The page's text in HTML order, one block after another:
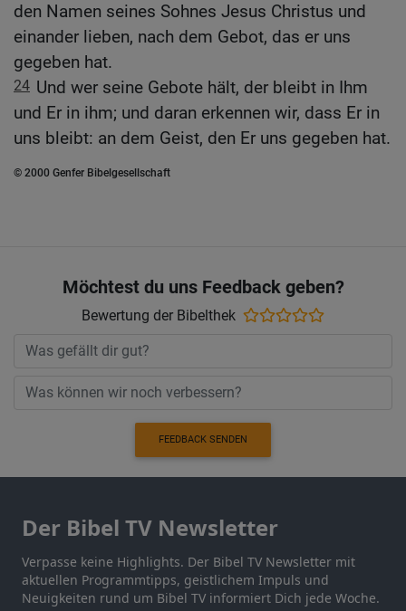
den Namen seines Sohnes Jesus Christus und
einander lieben, nach dem Gebot, das er uns
gegeben hat.
24 Und wer seine Gebote hält, der bleibt in Ihm
und Er in ihm; und daran erkennen wir, dass Er in
uns bleibt: an dem Geist, den Er uns gegeben hat.
© 2000 Genfer Bibelgesellschaft
Möchtest du uns Feedback geben?
Bewertung der Bibelthek
FEEDBACK SENDEN
Der Bibel TV Newsletter
Verpasse keine Highlights. Der Bibel TV Newsletter mit
aktuellen Programmtipps, geistlichem Impuls und
Neuigkeiten rund um Bibel TV informiert Dich jede Woche.